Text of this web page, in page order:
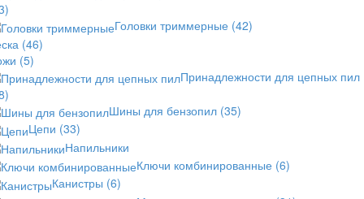
Головки триммерные (42)
(46)
(5)
Принадлежности для цепных пил
Шины для бензопил (35)
Цепи (33)
Напильники
Ключи комбинированные (6)
Канистры (6)